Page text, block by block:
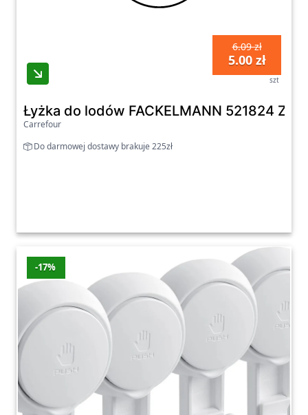
6.09 zł
5.00 zł
szt
Łyżka do lodów FACKELMANN 521824
Carrefour
Do darmowej dostawy brakuje 225zł
-17%